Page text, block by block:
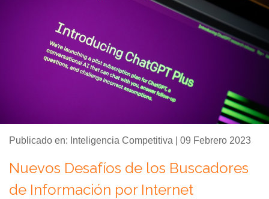
Publicado en: Inteligencia Competitiva | 09 Febrero 2023
Nuevos Desafíos de los Buscadores
de Información por Internet